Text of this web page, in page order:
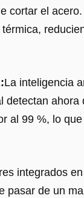
cortar el
La inteligencia
detectan
al 99 %, lo
integrados
pasar de un